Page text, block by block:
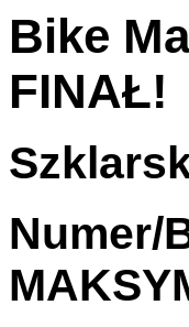
Bike
FINAŁ!
Numer/